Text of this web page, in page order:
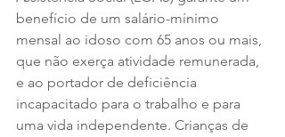
benefício de um salário-mínimo
mensal ao idoso com 65 anos ou mais,
que não exerça atividade remunerada,
e ao portador de deficiência
incapacitado para o trabalho e para
uma vida independente. Crianças de